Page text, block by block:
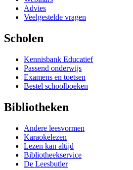
Advies
Veelgestelde vragen
Scholen
Kennisbank Educatief
Passend onderwijs
Examens en toetsen
Bestel schoolboeken
Bibliotheken
Andere leesvormen
Karaokelezen
Lezen kan altijd
Bibliotheekservice
De Leesbutler